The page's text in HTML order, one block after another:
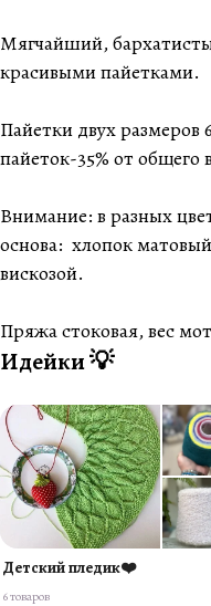
Мягчайший,
красивыми пайетками.
Пайетки двух
пайеток-35% от общего
Внимание: в разных
основа: хлопок
вискозой.
Пряжа стоковая, вес
Идейки 💡
Детский пледик❤️
6 товаров